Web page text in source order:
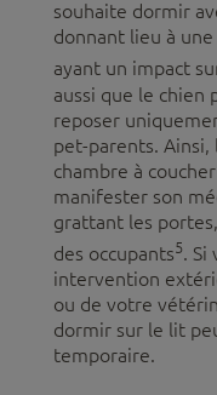
souhaite dormir
donnant lieu à
ayant un impact
aussi que le chien
reposer
pet-parents. Ainsi,
chambre à
manifester son
grattant les
des occupants5. Si
intervention
ou de votre
dormir sur le lit
temporaire.